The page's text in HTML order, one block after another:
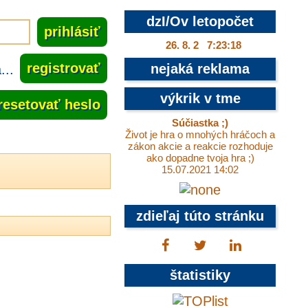
registrovať
heslo
dzI/Ov letopočet
26. 8. 2 7:23:18
nejaká reklama
výkrik v tme
Súčiastka ;)
Život je hra o mnohých hráčoch a
zákon akcie a reakcie rozhoduje
ako dopadne tvoja hra ;)
15.07.2021 14:02
zdieľaj túto stránku
štatistiky